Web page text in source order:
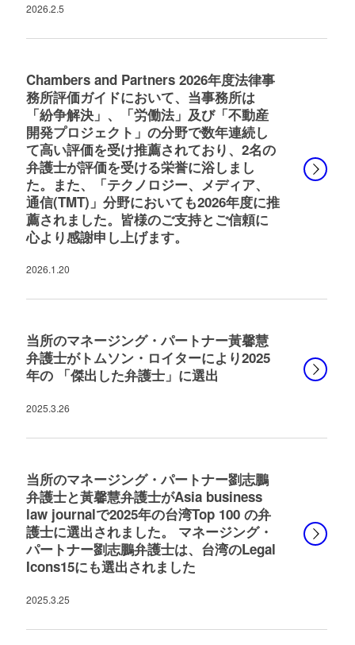
2026.2.5
Chambers and Partners 2026年度法律事
務所評価ガイドにおいて、当事務所は
「紛争解決」、「労働法」及び「不動産
開発プロジェクト」の分野で数年連続し
て高い評価を受け推薦されており、2名の
弁護士が評価を受ける栄誉に浴しまし
た。また、「テクノロジー、メディア、
通信(TMT)」分野においても2026年度に推
薦されました。皆様のご支持とご信頼に
心より感謝申し上げます。
2026.1.20
当所のマネージング・パートナー黃馨慧
弁護士がトムソン・ロイターにより2025
年の 「傑出した弁護士」に選出
2025.3.26
当所のマネージング・パートナー劉志鵬
弁護士と黃馨慧弁護士がAsia business
law journalで2025年の台湾Top 100 の弁
護士に選出されました。 マネージング・
パートナー劉志鵬弁護士は、台湾のLegal
Icons15にも選出されました
2025.3.25